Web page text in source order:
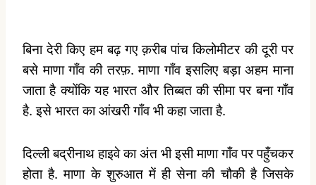
बिना देरी किए हम बढ़ गए क़रीब पांच किलोमीटर की दूरी पर
बसे माणा गाँव की तरफ़. माणा गाँव इसलिए बड़ा अहम माना
जाता है क्योंकि यह भारत और तिब्बत की सीमा पर बना गाँव
है. इसे भारत का आंखरी गाँव भी कहा जाता है.
दिल्ली बद्रीनाथ हाइवे का अंत भी इसी माणा गाँव पर पहुँचकर
होता है. माणा के शुरुआत में ही सेना की चौकी है जिसके